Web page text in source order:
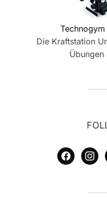
Die Kraftstation
Übungen
facebook